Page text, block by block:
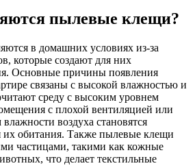
пылевые клещи?
в домашних условиях из-за
которые создают для них
Основные причины появления
связаны с высокой влажностью и
среду с высоким уровнем
с плохой вентиляцией или
воздуха становятся
их обитания. Также пылевые клещи
частицами, такими как кожные
что делает текстильные